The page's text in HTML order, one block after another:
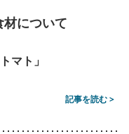
について
マト」
記事を読む >